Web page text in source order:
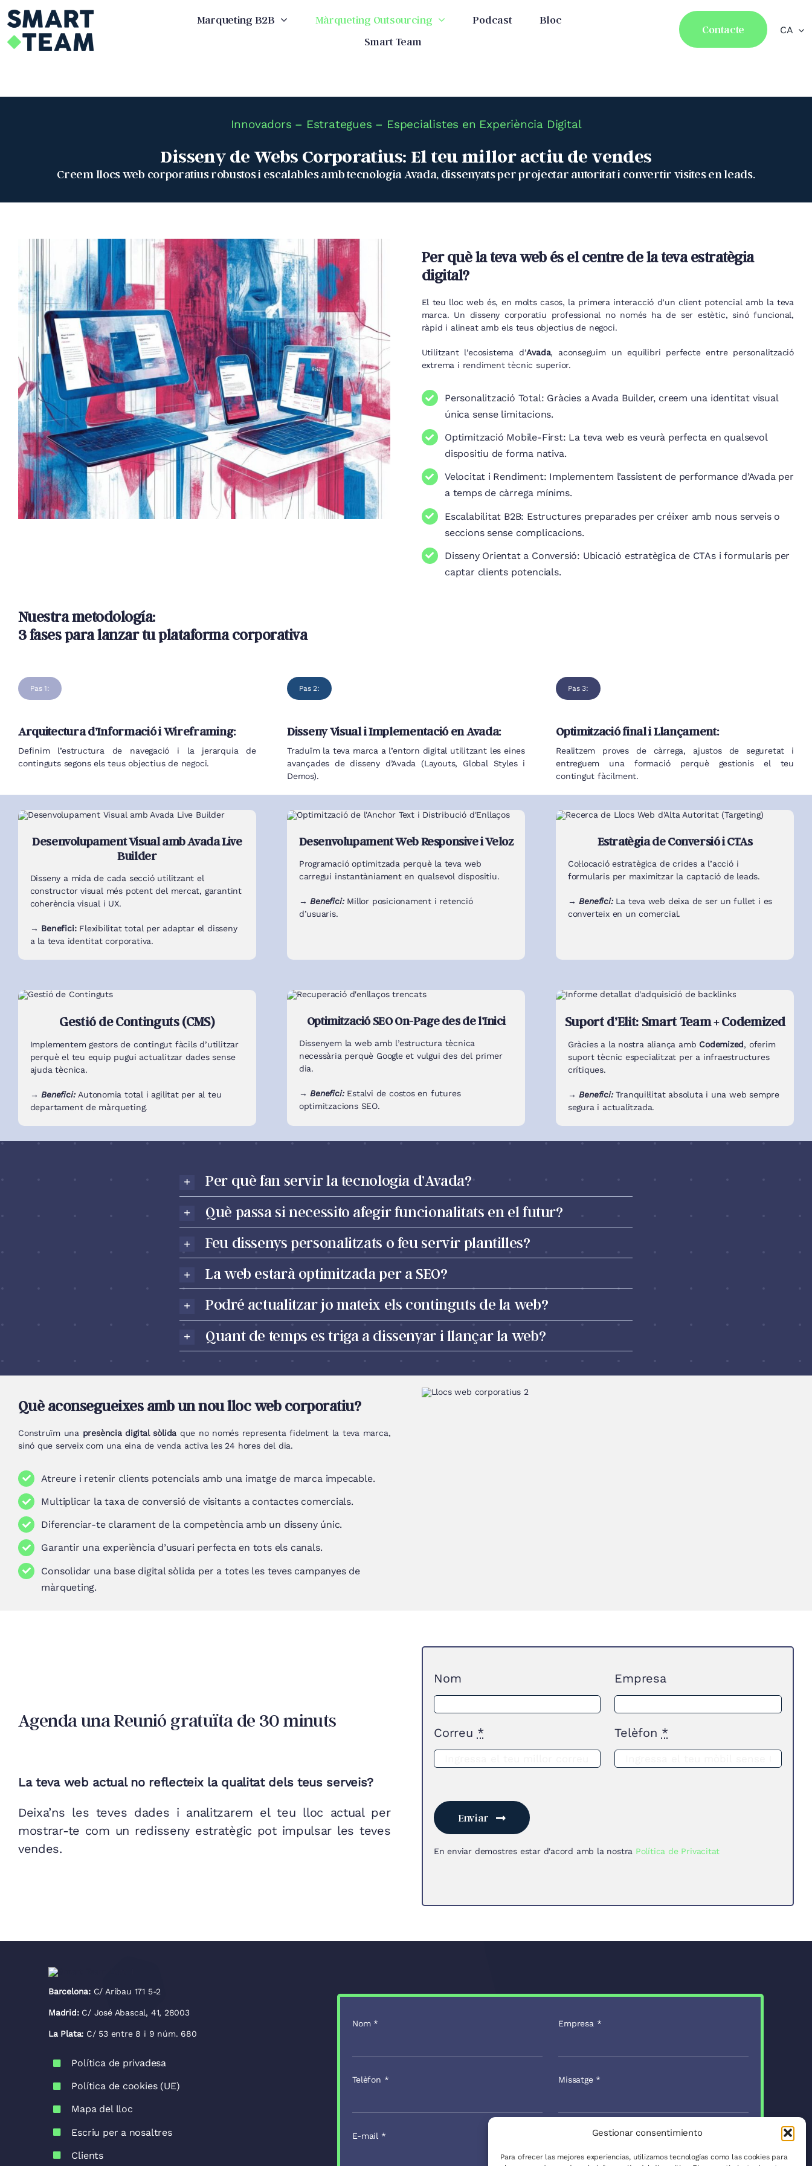
Gestionar consentimiento
Para ofrecer las mejores experiencias, utilizamos tecnologías como las cookies para
content
Marqueting B2B Màrqueting Outsourcing Podcast
Bloc
Smart Team
Contacte CA
Innovadors – Estrategues – Especialistes en Experiència Digital
Disseny de Webs Corporatius: El teu millor actiu de vendes
Creem llocs web corporatius robustos i escalables amb tecnologia Avada, dissenyats per projectar autoritat i convertir visites en leads.
Per què la teva web és el centre de la teva estratègia
digital?
El teu lloc web és, en molts casos, la primera interacció d’un client potencial amb la teva
marca. Un disseny corporatiu professional no només ha de ser estètic, sinó funcional,
ràpid i alineat amb els teus objectius de negoci.
Utilitzant l’ecosistema d’Avada, aconseguim un equilibri perfecte entre personalització
extrema i rendiment tècnic superior.
Personalització Total: Gràcies a Avada Builder, creem una identitat visual
única sense limitacions.
Optimització Mobile-First: La teva web es veurà perfecta en qualsevol
dispositiu de forma nativa.
Velocitat i Rendiment: Implementem l’assistent de performance d’Avada per
a temps de càrrega mínims.
Escalabilitat B2B: Estructures preparades per créixer amb nous serveis o
seccions sense complicacions.
Disseny Orientat a Conversió: Ubicació estratègica de CTAs i formularis per
captar clients potencials.
Nuestra metodología:
3 fases para lanzar tu plataforma corporativa
Pas 1:
Arquitectura d’Informació i Wireframing:
Definim l’estructura de navegació i la jerarquia de
continguts segons els teus objectius de negoci.
Pas 2:
Disseny Visual i Implementació en Avada:
Traduïm la teva marca a l’entorn digital utilitzant les eines
avançades de disseny d’Avada (Layouts, Global Styles i
Demos).
Pas 3:
Optimització final i Llançament:
Realitzem proves de càrrega, ajustos de seguretat i
entreguem una formació perquè gestionis el teu
contingut fàcilment.
Desenvolupament Visual amb Avada Live
Builder
Disseny a mida de cada secció utilitzant el
constructor visual més potent del mercat, garantint
coherència visual i UX.
→ Benefici:Flexibilitat total per adaptar el disseny
a la teva identitat corporativa.
Desenvolupament Web Responsive i Veloz
Programació optimitzada perquè la teva web
carregui instantàniament en qualsevol dispositiu.
→ Benefici:Millor posicionament i retenció
d’usuaris.
Estratègia de Conversió i CTAs
Col·locació estratègica de crides a l’acció i
formularis per maximitzar la captació de leads.
→ Benefici:La teva web deixa de ser un fullet i es
converteix en un comercial.
Gestió de Continguts (CMS)
Implementem gestors de contingut fàcils d’utilitzar
perquè el teu equip pugui actualitzar dades sense
ajuda tècnica.
→ Benefici: Autonomia total i agilitat per al teu
departament de màrqueting.
Optimització SEO On-Page des de l’Inici
Dissenyem la web amb l’estructura tècnica
necessària perquè Google et vulgui des del primer
dia.
→ Benefici: Estalvi de costos en futures
optimitzacions SEO.
Suport d’Elit: Smart Team + Codemized
Gràcies a la nostra aliança amb Codemized, oferim
suport tècnic especialitzat per a infraestructures
crítiques.
→ Benefici:Tranquil·litat absoluta i una web sempre
segura i actualitzada.
Per què fan servir la tecnologia d’Avada?
Què passa si necessito afegir funcionalitats en el futur?
Feu dissenys personalitzats o feu servir plantilles?
La web estarà optimitzada per a SEO?
Podré actualitzar jo mateix els continguts de la web?
Quant de temps es triga a dissenyar i llançar la web?
Què aconsegueixes amb un nou lloc web corporatiu?
Construïm una presència digital sòlida que no només representa fidelment la teva marca,
sinó que serveix com una eina de venda activa les 24 hores del dia.
Atreure i retenir clients potencials amb una imatge de marca impecable.
Multiplicar la taxa de conversió de visitants a contactes comercials.
Diferenciar-te clarament de la competència amb un disseny únic.
Garantir una experiència d’usuari perfecta en tots els canals.
Consolidar una base digital sòlida per a totes les teves campanyes de
màrqueting.
Agenda una Reunió gratuïta de 30 minuts
La teva web actual no reflecteix la qualitat dels teus serveis?
Deixa’ns les teves dades i analitzarem el teu lloc actual per
mostrar-te com un redisseny estratègic pot impulsar les teves
vendes.
Nom Empresa
Correu * Telèfon *
Enviar
En enviar demostres estar d'acord amb la nostra Política de Privacitat
Barcelona:C/ Aribau 171 5-2
Madrid:C/ José Abascal, 41, 28003
La Plata: C/ 53 entre 8 i 9 núm. 680
Política de privadesa
Política de cookies (UE)
Mapa del lloc
Escriu per a nosaltres
Clients
Nom * Empresa *
Telèfon * Missatge *
E-mail *